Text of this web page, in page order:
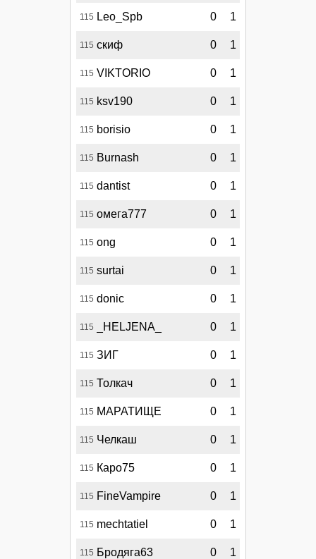
115 Leo_Spb 0 1
115 скиф 0 1
115 VIKTORIO 0 1
115 ksv190 0 1
115 borisio 0 1
115 Burnash 0 1
115 dantist 0 1
115 омега777 0 1
115 ong 0 1
115 surtai 0 1
115 donic 0 1
115 _HELJENA_ 0 1
115 ЗИГ 0 1
115 Толкач 0 1
115 МАРАТИЩЕ 0 1
115 Челкаш 0 1
115 Каро75 0 1
115 FineVampire 0 1
115 mechtatiel 0 1
115 Бродяга63 0 1